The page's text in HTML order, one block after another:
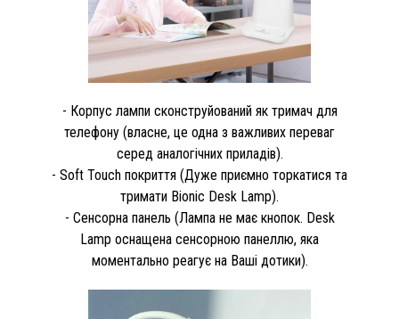
- Корпус лампи сконструйований як тримач для
телефону (власне, це одна з важливих переваг
серед аналогічних приладів).
- Soft Touch покриття (Дуже приємно торкатися та
тримати Bionic Desk Lamp).
- Сенсорна панель (Лампа не має кнопок. Desk
Lamp оснащена сенсорною панеллю, яка
моментально реагує на Ваші дотики).